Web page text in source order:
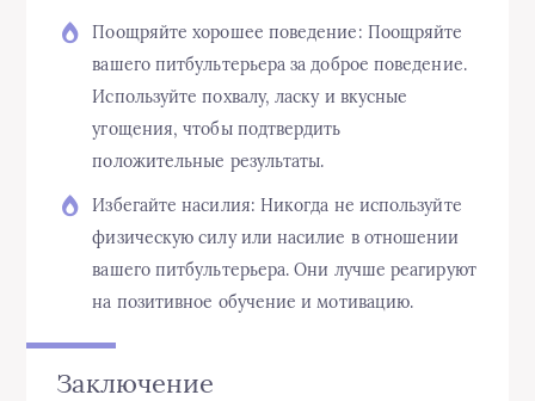
Поощряйте хорошее поведение: Поощряйте
вашего питбультерьера за доброе поведение.
Используйте похвалу, ласку и вкусные
угощения, чтобы подтвердить
положительные результаты.
Избегайте насилия: Никогда не используйте
физическую силу или насилие в отношении
вашего питбультерьера. Они лучше реагируют
на позитивное обучение и мотивацию.
Заключение